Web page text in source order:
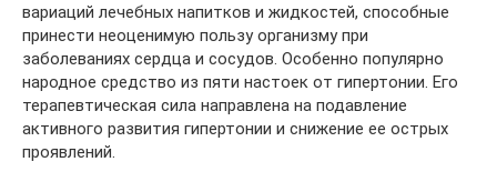
вариаций лечебных напитков и жидкостей, способные
принести неоценимую пользу организму при
заболеваниях сердца и сосудов. Особенно популярно
народное средство из пяти настоек от гипертонии. Его
терапевтическая сила направлена на подавление
активного развития гипертонии и снижение ее острых
проявлений.